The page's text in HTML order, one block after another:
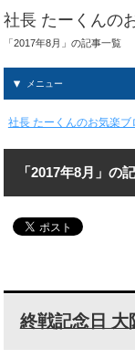
社長 たーくんの
「2017年8月」の記事一覧
メニュー
社長 たーくんのお気楽ブ
「2017年8月」の
終戦記念日 大